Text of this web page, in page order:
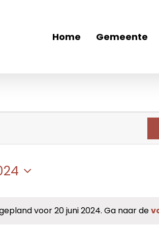
Home Gemeente
Bericht
voor 20 juni 2024. Ga naar de